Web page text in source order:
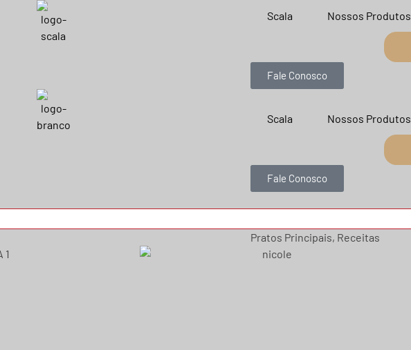
Scala Nossos Produtos
Fale Conosco
Scala Nossos Produtos
Fale Conosco
Pratos Principais, Receitas